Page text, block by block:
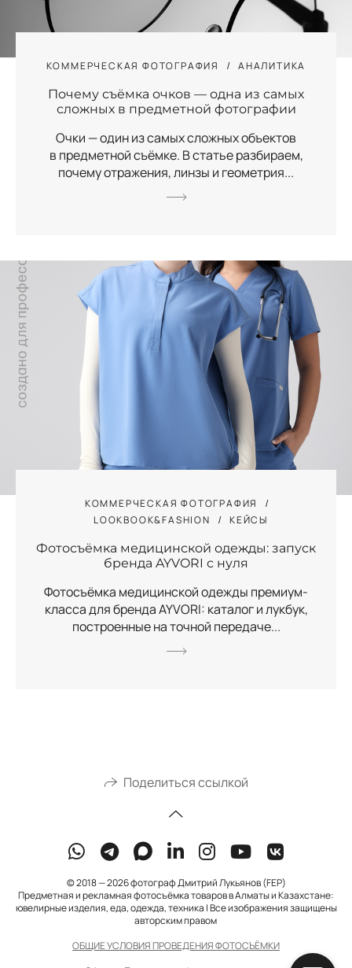
КОММЕРЧЕСКАЯ ФОТОГРАФИЯ АНАЛИТИКА
Почему съёмка очков — одна из самых
сложных в предметной фотографии
Очки — один из самых сложных объектов
в предметной съёмке. В статье разбираем,
почему отражения, линзы и геометрия...
КОММЕРЧЕСКАЯ ФОТОГРАФИЯ
LOOKBOOK&FASHION
КЕЙСЫ
Фотосъёмка медицинской одежды: запуск
бренда AYVORI с нуля
Фотосъёмка медицинской одежды премиум-
класса для бренда AYVORI: каталог и лукбук,
построенные на точной передаче...
Поделиться ссылкой
© 2018 — 2026 фотограф Дмитрий Лукьянов (FEP)
Предметная и рекламная фотосъёмка товаров в Алматы и Казахстане:
ювелирные изделия, еда, одежда, техника | Все изображения защищены
авторским правом
ОБЩИЕ УСЛОВИЯ ПРОВЕДЕНИЯ ФОТОСЪЁМКИ